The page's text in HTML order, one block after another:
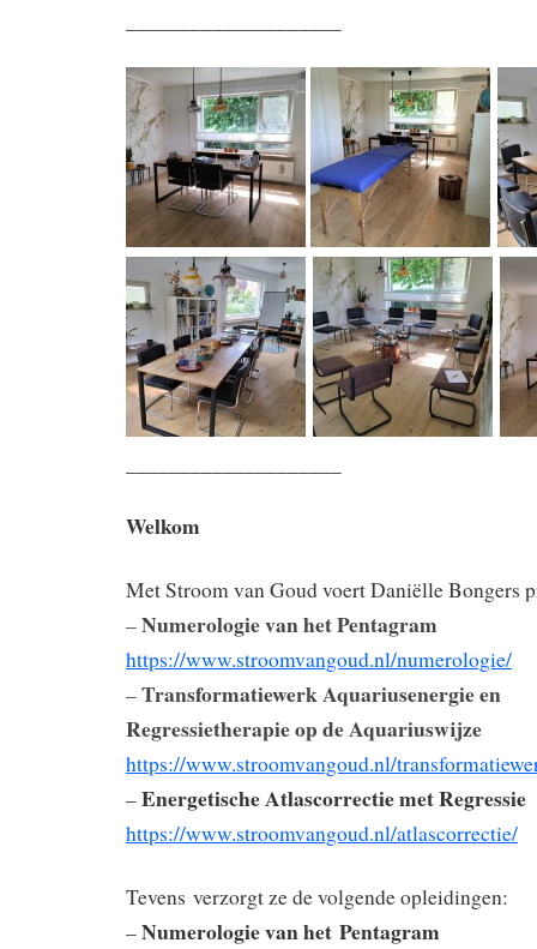
Welkom
Met Stroom van Goud voert Daniëlle Bongers
–Numerologie van het Pentagram
https://www.stroomvangoud.nl/numerologie/
–Transformatiewerk Aquariusenergie en
Regressietherapie op de Aquariuswijze
https://www.stroomvangoud.nl/
–Energetische Atlascorrectie met Regressie
https://www.stroomvangoud.nl/atlascorrectie/
Tevens verzorgt ze de volgende opleidingen:
–Numerologie van het Pentagram